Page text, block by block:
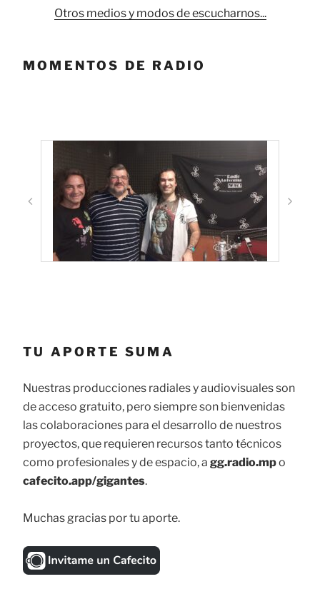
Otros medios y modos de escucharnos...
MOMENTOS DE RADIO
TU APORTE SUMA
Nuestras producciones radiales y audiovisuales son
de acceso gratuito, pero siempre son bienvenidas
las colaboraciones para el desarrollo de nuestros
proyectos, que requieren recursos tanto técnicos
como profesionales y de espacio, a gg.radio.mpo
cafecito.app/gigantes.
Muchas gracias por tu aporte.